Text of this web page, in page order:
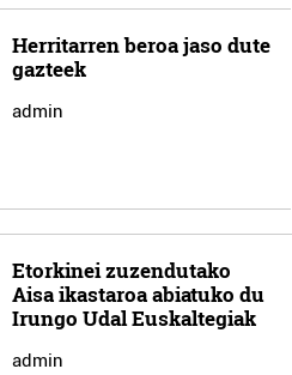
Herritarren beroa jaso dute
gazteek
admin
Etorkinei zuzendutako
Aisa ikastaroa abiatuko du
Irungo Udal Euskaltegiak
admin